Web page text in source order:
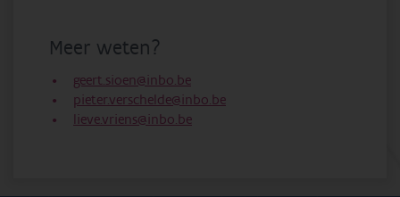
Meer weten?
geert.sioen@inbo.be
pieter.verschelde@inbo.be
lieve.vriens@inbo.be